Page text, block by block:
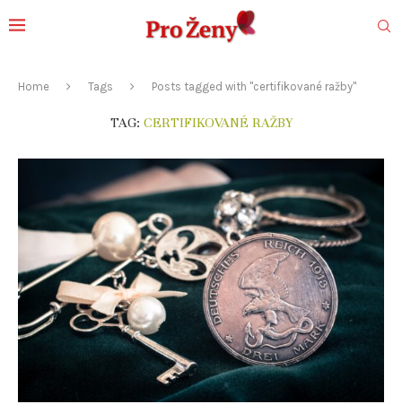
Home Tags Posts tagged with "certifikované ražby"
TAG: CERTIFIKOVANÉ RAŽBY